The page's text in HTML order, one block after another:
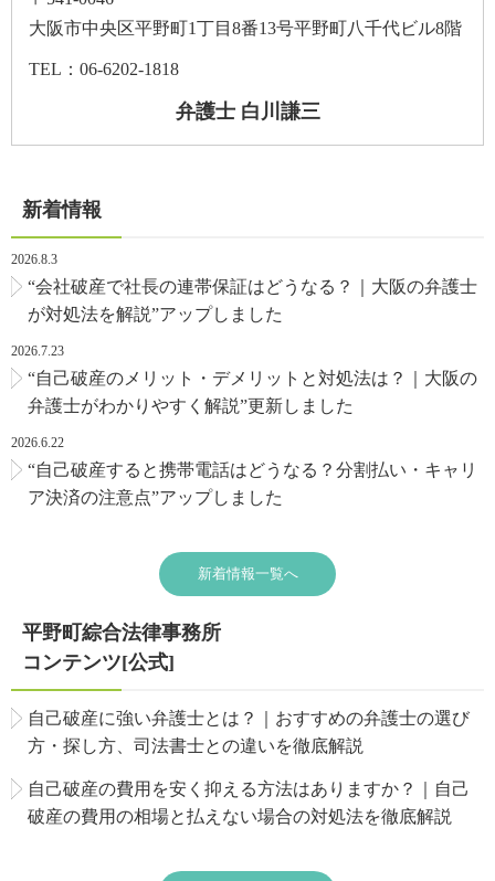
大阪市中央区平野町1丁目8番13号平野町八千代ビル8階
TEL：06-6202-1818
弁護士 白川謙三
新着情報
2026.8.3
“会社破産で社長の連帯保証はどうなる？｜大阪の弁護士
が対処法を解説”アップしました
2026.7.23
“自己破産のメリット・デメリットと対処法は？｜大阪の
弁護士がわかりやすく解説”更新しました
2026.6.22
“自己破産すると携帯電話はどうなる？分割払い・キャリ
ア決済の注意点”アップしました
新着情報一覧へ
平野町綜合法律事務所
コンテンツ[公式]
自己破産に強い弁護士とは？｜おすすめの弁護士の選び
方・探し方、司法書士との違いを徹底解説
自己破産の費用を安く抑える方法はありますか？｜自己
破産の費用の相場と払えない場合の対処法を徹底解説